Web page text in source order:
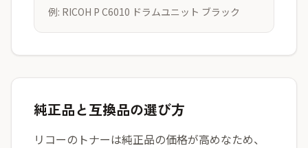
例: RICOH P C6010 ドラムユニット ブラック
純正品と互換品の選び方
リコーのトナーは純正品の価格が高めなため、